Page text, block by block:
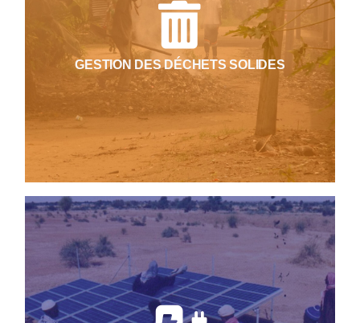
GESTION DES DÉCHETS SOLIDES
pollution, préserver la santé publique et
favoriser une économie circulaire locale. Nous
intervenons sur toute la filière de gestion des
déchets solides, depuis la collecte jusqu’à la
valorisation en passant par le transport et le
traitement.
Nous accompagnons le développement de
solutions énergétiques accessibles et
respectueuses de l’environnement, permettant